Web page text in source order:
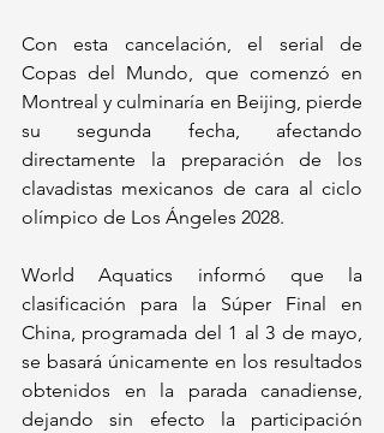
Con esta cancelación, el serial de
Copas del Mundo, que comenzó en
Montreal y culminaría en Beijing, pierde
su segunda fecha, afectando
directamente la preparación de los
clavadistas mexicanos de cara al ciclo
olímpico de Los Ángeles 2028.
World Aquatics informó que la
clasificación para la Súper Final en
China, programada del 1 al 3 de mayo,
se basará únicamente en los resultados
obtenidos en la parada canadiense,
dejando sin efecto la participación